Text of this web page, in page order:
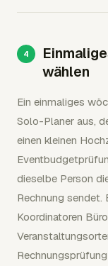
wählen
Ein einmaliges
Solo-Planer aus,
einen kleinen
dieselbe Person
Rechnung sendet.
Koordinatoren